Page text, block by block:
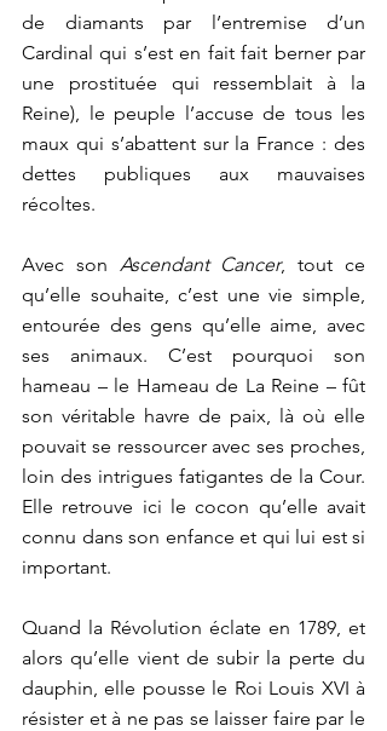
de diamants par l’entremise d’un
Cardinal qui s’est en fait fait berner par
une prostituée qui ressemblait à la
Reine), le peuple l’accuse de tous les
maux qui s’abattent sur la France : des
dettes publiques aux mauvaises
récoltes.
Avec son Ascendant Cancer, tout ce
qu’elle souhaite, c’est une vie simple,
entourée des gens qu’elle aime, avec
ses animaux. C’est pourquoi son
hameau – le Hameau de La Reine – fût
son véritable havre de paix, là où elle
pouvait se ressourcer avec ses proches,
loin des intrigues fatigantes de la Cour.
Elle retrouve ici le cocon qu’elle avait
connu dans son enfance et qui lui est si
important.
Quand la Révolution éclate en 1789, et
alors qu’elle vient de subir la perte du
dauphin, elle pousse le Roi Louis XVI à
résister et à ne pas se laisser faire par le